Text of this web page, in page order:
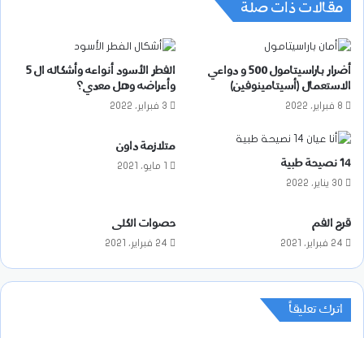
مقالات ذات صلة
أضرار باراسيتامول 500 و دواعي
الاستعمال (أسيتامينوفين)
8 فبراير، 2022
الفطر الأسود أنواعه وأشكاله ال 5
وأعراضه وهل معدي؟
3 فبراير، 2022
14 نصيحة طبية
30 يناير، 2022
متلازمة داون
1 مايو، 2021
قرح الفم
24 فبراير، 2021
حصوات الكلى
24 فبراير، 2021
اترك تعليقاً